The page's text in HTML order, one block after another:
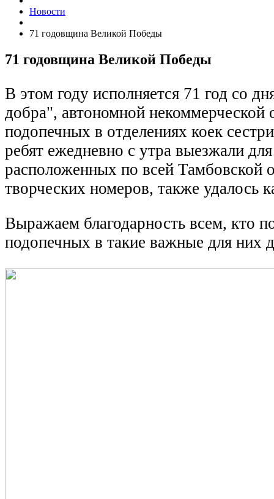
Новости
71 годовщина Великой Победы
71 годовщина Великой Победы
В этом году исполняется 71 год со
добра", автономной
подопечных в отделениях коек
ребят ежедневно с утра выезжали
расположенных по всей Тамбовской
творческих номеров, также удалось
Выражаем благодарность всем, кто
подопечных в такие важные для них